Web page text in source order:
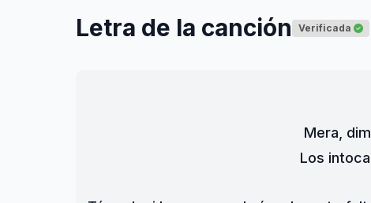
Letra de la canción Verificada
Mera,
Los